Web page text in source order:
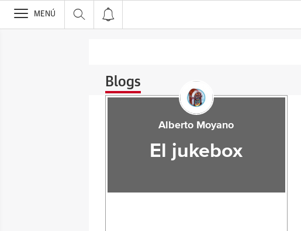
>
MENÚ
Blogs
Alberto Moyano
El jukebox